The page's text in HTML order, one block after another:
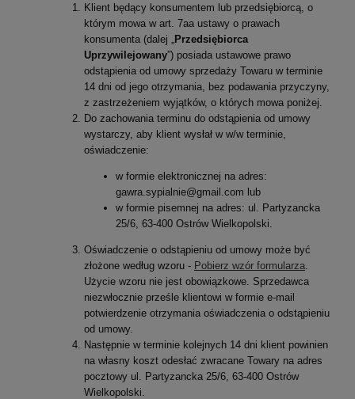
Klient będący konsumentem lub przedsiębiorcą, o
którym mowa w art. 7aa ustawy o prawach
konsumenta (dalej „ Przedsiębiorca
Uprzywilejowany”) posiada ustawowe prawo
odstąpienia od umowy sprzedaży Towaru w terminie
14 dni od jego otrzymania, bez podawania przyczyny,
z zastrzeżeniem wyjątków, o których mowa poniżej.
Do zachowania terminu do odstąpienia od umowy
wystarczy, aby klient wysłał w w/w terminie,
oświadczenie:
w formie elektronicznej na adres:
gawra.sypialnie@gmail.com lub
w formie pisemnej na adres: ul. Partyzancka
25/6, 63-400 Ostrów Wielkopolski.
Oświadczenie o odstąpieniu od umowy może być
złożone według wzoru - Pobierz wzór formularza
Użycie wzoru nie jest obowiązkowe. Sprzedawca
niezwłocznie prześle klientowi w formie e-mail
potwierdzenie otrzymania oświadczenia o odstąpieniu
od umowy.
Następnie w terminie kolejnych 14 dni klient powinien
na własny koszt odesłać zwracane Towary na adres
pocztowy ul. Partyzancka 25/6, 63-400 Ostrów
Wielkopolski.